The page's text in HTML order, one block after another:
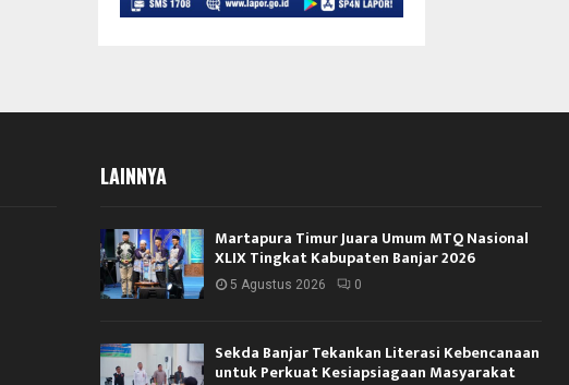
LAINNYA
Martapura Timur Juara Umum MTQ Nasional
XLIX Tingkat Kabupaten Banjar 2026
5 Agustus 2026 0
Sekda Banjar Tekankan Literasi Kebencanaan
untuk Perkuat Kesiapsiagaan Masyarakat